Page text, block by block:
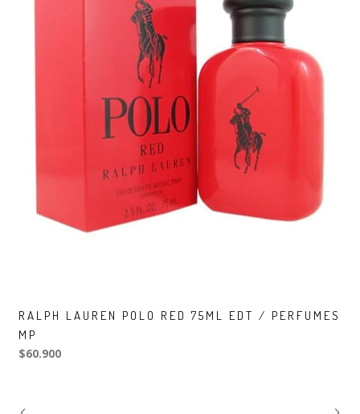
RALPH LAUREN POLO RED 75ML EDT / PERFUMES
MP
$60.900